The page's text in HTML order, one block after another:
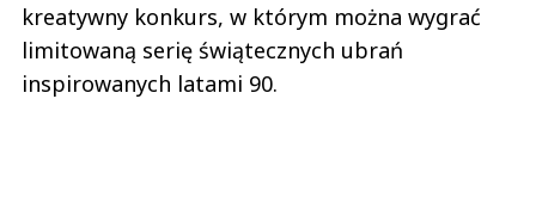
kreatywny konkurs, w którym można wygrać
limitowaną serię świątecznych ubrań
inspirowanych latami 90.